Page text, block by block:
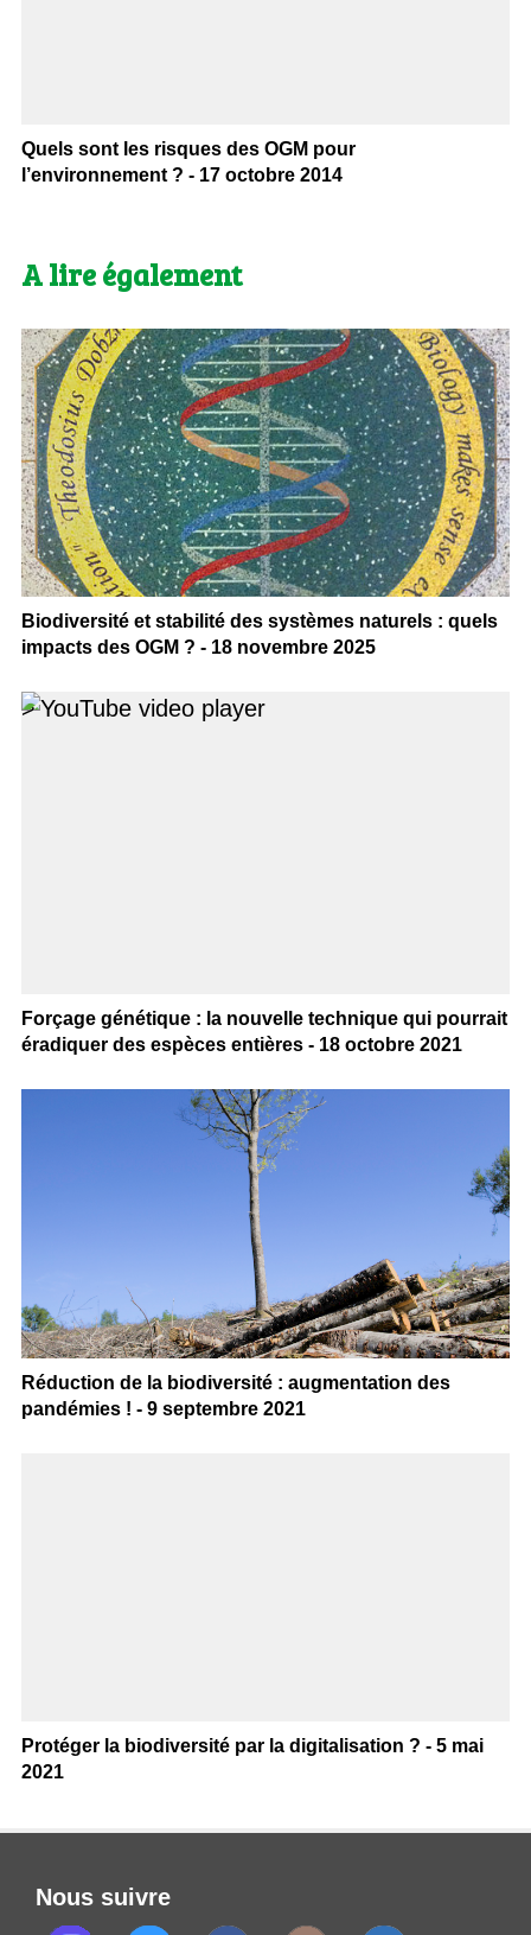
Quels sont les risques des OGM pour
l’environnement ? - 17 octobre 2014
A lire également
Biodiversité et stabilité des systèmes naturels : quels
impacts des OGM ? - 18 novembre 2025
>
Forçage génétique : la nouvelle technique qui pourrait
éradiquer des espèces entières - 18 octobre 2021
Réduction de la biodiversité : augmentation des
pandémies ! - 9 septembre 2021
Protéger la biodiversité par la digitalisation ? - 5 mai
2021
Nous suivre